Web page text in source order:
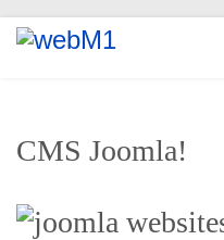
CMS Joomla!